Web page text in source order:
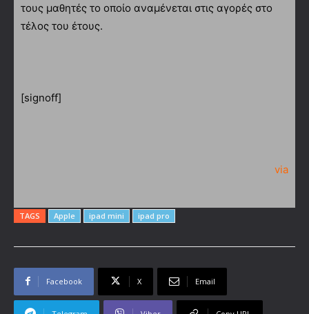
τους μαθητές το οποίο αναμένεται στις αγορές στο
τέλος του έτους.
[signoff]
via
TAGS Apple ipad mini ipad pro
Facebook X Email